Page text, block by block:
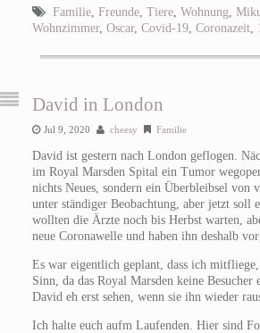
Familie, Freunde, Tiere, Wohnung
Wohnzimmer, Oscar, Covid-19, Coronazeit,
David in London
Jul 9, 2020 cheesy Familie
David ist gestern nach London geflogen.
im Royal Marsden Spital ein Tumor
nichts Neues, sondern ein Überbleibsel von
unter ständiger Beobachtung, aber jetzt soll
wollten die Ärzte noch bis Herbst warten,
neue Coronawelle und haben ihn deshalb
Es war eigentlich geplant, dass ich mitfliege,
Sinn, da das Royal Marsden keine
David eh erst sehen, wenn sie ihn wieder raus
Ich halte euch aufm Laufenden. Hier sind